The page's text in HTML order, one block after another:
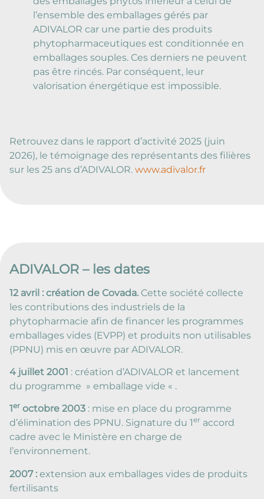
l’ensemble des emballages gérés par
ADIVALOR car une partie des produits
phytopharmaceutiques est conditionnée en
emballages souples. Ces derniers ne peuvent
pas être rincés. Par conséquent, leur
valorisation énergétique est impossible.
Retrouvez dans le rapport d’activité 2025 (juin
2026), le témoignage des représentants des filières
sur les 25 ans d’ADIVALOR. www.adivalor.fr
ADIVALOR – les dates
12 avril : création de Covada. Cette société collecte
les contributions des industriels de la
phytopharmacie afin de financer les programmes
emballages vides (EVPP) et produits non utilisables
(PPNU) mis en œuvre par ADIVALOR.
4 juillet 2001 : création d’ADIVALOR et lancement
du programme » emballage vide « .
1 er octobre 2003 : mise en place du programme
d’élimination des PPNU. Signature du 1er accord
cadre avec le Ministère en charge de
l’environnement.
2007 : extension aux emballages vides de produits
fertilisants